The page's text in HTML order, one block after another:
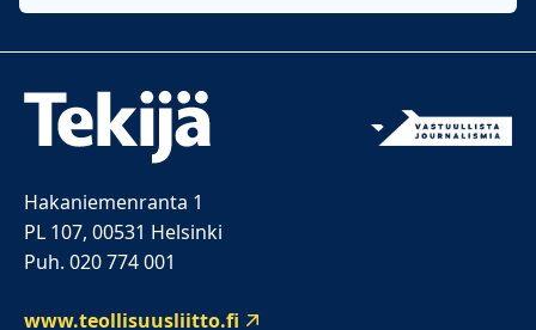
Hakaniemenranta 1
PL 107, 00531 Helsinki
Puh. 020 774 001
www.teollisuusliitto.fi